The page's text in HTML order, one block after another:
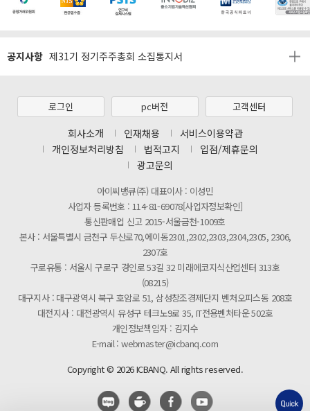
공지사항
[2026년 8월 신용카드 무이자 행사 안내]
[마일리지 적립 및 사용 정책 개편 안내]
제31기 정기주주총회 소집통지서
[마일리지 적립 및 사용 정책 개편 안내]
로그인 pc버전 고객센터
회사소개 인재채용
서비스이용약관
개인정보처리방침
법적고지
입점/제휴문의
광고문의
아이씨뱅큐(주) 대표이사 : 이성민
사업자 등록번호 : 114-81-69078[사업자정보확인]
통신판매업 신고 2015-서울금천-1009호
본사 : 서울특별시 금천구 두산로70,에이동2301,2302,2303,2304,2305, 2306,
2307호
구로유통 : 서울시 구로구 경인로 53길 32 미래에코지식산업센터 313호
(08215)
대구지사 : 대구광역시 북구 호암로 51, 삼성창조경제단지 벤처오피스동 208호
대전지사 : 대전광역시 유성구 테크노9로 35, IT전용벤처타운 502호
개인정보책임자 : 김지수
E-mail : webmaster@icbanq.com
Copyright © 2026 ICBANQ. All rights reserved.